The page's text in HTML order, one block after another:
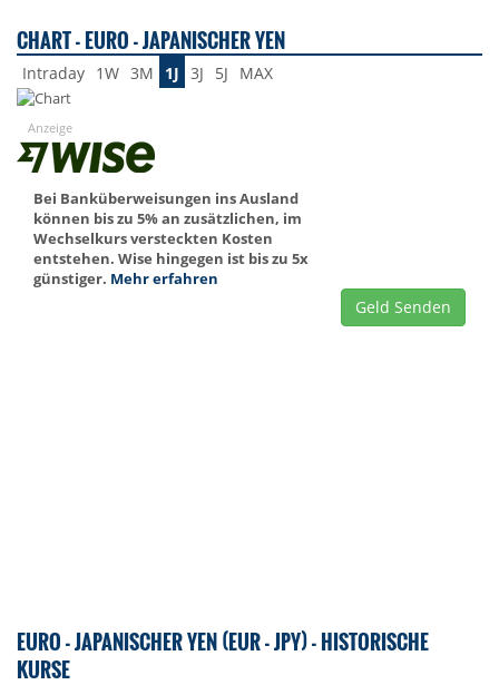
CHART - EURO - JAPANISCHER YEN
Intraday 1W 3M 1J 3J 5J MAX
Anzeige
Bei Banküberweisungen ins Ausland
können bis zu 5% an zusätzlichen, im
Wechselkurs versteckten Kosten
entstehen. Wise hingegen ist bis zu 5x
günstiger. Mehr erfahren
Geld Senden
EURO - JAPANISCHER YEN (EUR - JPY) - HISTORISCHE
KURSE